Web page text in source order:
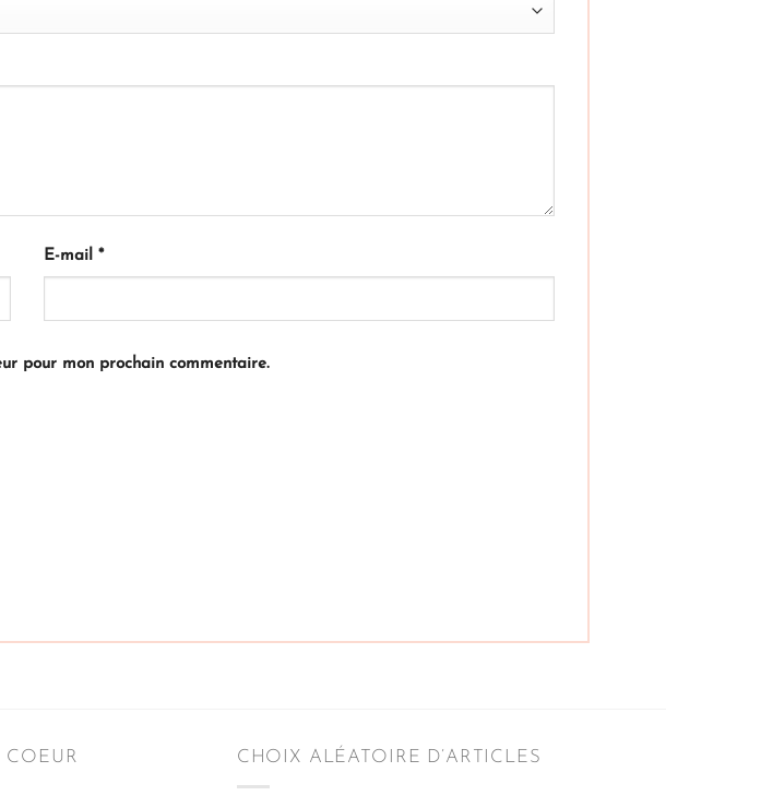
E-mail *
pour mon prochain commentaire.
COEUR CHOIX ALÉATOIRE D’ARTICLES